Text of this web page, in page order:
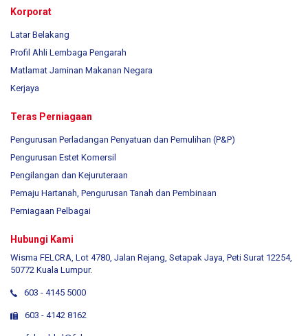
Korporat
Latar Belakang
Profil Ahli Lembaga Pengarah
Matlamat Jaminan Makanan Negara
Kerjaya
Teras Perniagaan
Pengurusan Perladangan Penyatuan dan Pemulihan (P&P)
Pengurusan Estet Komersil
Pengilangan dan Kejuruteraan
Pemaju Hartanah, Pengurusan Tanah dan Pembinaan
Perniagaan Pelbagai
Hubungi Kami
Wisma FELCRA, Lot 4780, Jalan Rejang, Setapak Jaya, Peti Surat 12254,
50772 Kuala Lumpur.
603 - 4145 5000
603 - 4142 8162